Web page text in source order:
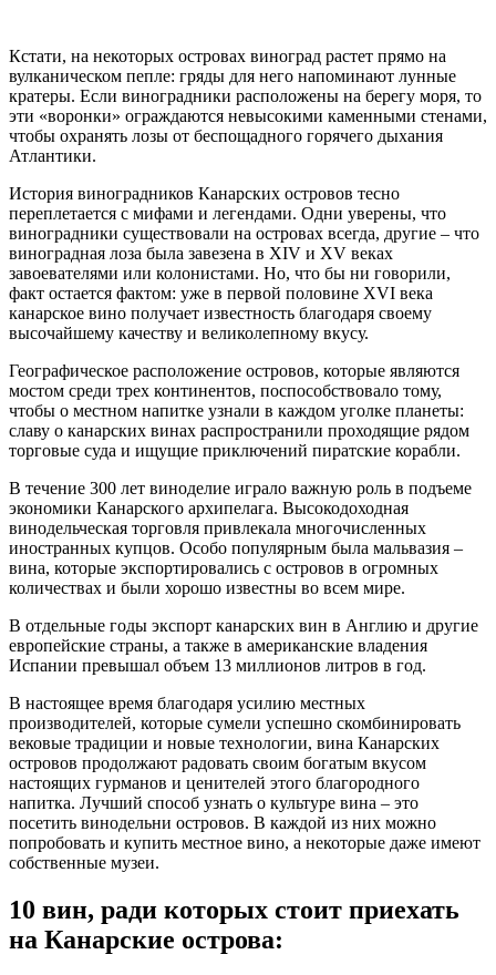
Кстати, на некоторых островах виноград растет прямо на
вулканическом пепле: гряды для него напоминают лунные
кратеры. Если виноградники расположены на берегу моря, то
эти «воронки» ограждаются невысокими каменными стенами,
чтобы охранять лозы от беспощадного горячего дыхания
Атлантики.
История виноградников Канарских островов тесно
переплетается с мифами и легендами. Одни уверены, что
виноградники существовали на островах всегда, другие – что
виноградная лоза была завезена в XIV и XV веках
завоевателями или колонистами. Но, что бы ни говорили,
факт остается фактом: уже в первой половине XVI века
канарское вино получает известность благодаря своему
высочайшему качеству и великолепному вкусу.
Географическое расположение островов, которые являются
мостом среди трех континентов, поспособствовало тому,
чтобы о местном напитке узнали в каждом уголке планеты:
славу о канарских винах распространили проходящие рядом
торговые суда и ищущие приключений пиратские корабли.
В течение 300 лет виноделие играло важную роль в подъеме
экономики Канарского архипелага. Высокодоходная
винодельческая торговля привлекала многочисленных
иностранных купцов. Особо популярным была мальвазия –
вина, которые экспортировались с островов в огромных
количествах и были хорошо известны во всем мире.
В отдельные годы экспорт канарских вин в Англию и другие
европейские страны, а также в американские владения
Испании превышал объем 13 миллионов литров в год.
В настоящее время благодаря усилию местных
производителей, которые сумели успешно скомбинировать
вековые традиции и новые технологии, вина Канарских
островов продолжают радовать своим богатым вкусом
настоящих гурманов и ценителей этого благородного
напитка. Лучший способ узнать о культуре вина – это
посетить винодельни островов. В каждой из них можно
попробовать и купить местное вино, а некоторые даже имеют
собственные музеи.
10 вин, ради которых стоит приехать
на Канарские острова: